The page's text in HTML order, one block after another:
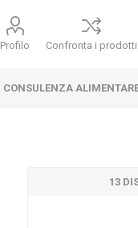
Profilo Confronta i prodotti
CONSULENZA
13